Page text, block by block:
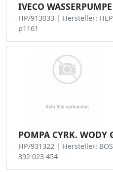
IVECO WASSERPUMPE
HP/913033 | Hersteller:
p1161
POMPA CYRK. WODY
HP/931322 | Hersteller:
392 023 454